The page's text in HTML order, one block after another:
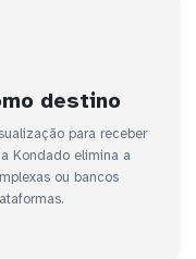
destino
para receber
Kondado elimina a
ou bancos